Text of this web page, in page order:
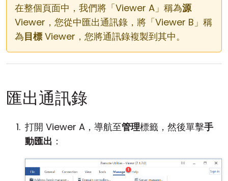
在整個頁面中，我們將「Viewer A」稱為源
Viewer，您從中匯出通訊錄，將「Viewer B」稱
為目標Viewer，您將通訊錄複製到其中。
匯出通訊錄
打開 Viewer A，導航至管理標籤，然後單擊手
動匯出 ：